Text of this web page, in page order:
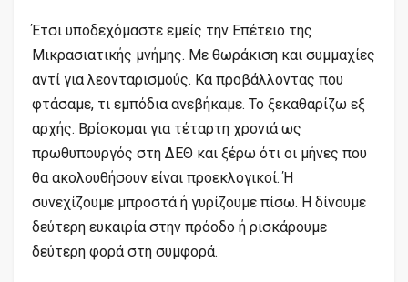
Έτσι υποδεχόμαστε εμείς την Επέτειο της
Μικρασιατικής μνήμης. Με θωράκιση και συμμαχίες
αντί για λεονταρισμούς. Κα προβάλλοντας που
φτάσαμε, τι εμπόδια ανεβήκαμε. Το ξεκαθαρίζω εξ
αρχής. Βρίσκομαι για τέταρτη χρονιά ως
πρωθυπουργός στη ΔΕΘ και ξέρω ότι οι μήνες που
θα ακολουθήσουν είναι προεκλογικοί. Ή
συνεχίζουμε μπροστά ή γυρίζουμε πίσω. Ή δίνουμε
δεύτερη ευκαιρία στην πρόοδο ή ρισκάρουμε
δεύτερη φορά στη συμφορά.